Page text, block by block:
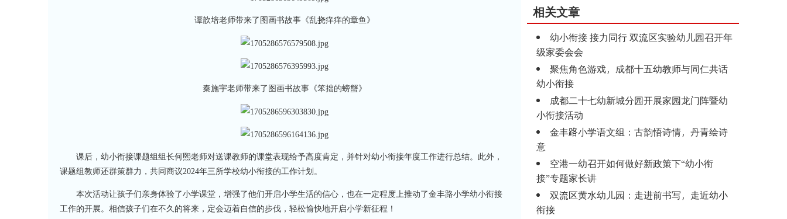
谭歆培老师带来了图画书故事《乱挠痒痒的章鱼》
秦施宇老师带来了图画书故事《笨拙的螃蟹》
课后，幼小衔接课题组组长何熙老师对送课教师的课堂表现给予高度肯定，并针对幼小衔接年度工作进行总结。此外，
课题组教师还群策群力，共同商议2024年三所学校幼小衔接的工作计划。
本次活动让孩子们亲身体验了小学课堂，增强了他们开启小学生活的信心，也在一定程度上推动了金丰路小学幼小衔接
工作的开展。相信孩子们在不久的将来，定会迈着自信的步伐，轻松愉快地开启小学新征程！
相关文章
幼小衔接 接力同行 双流区实验幼儿园召开年
级家委会会
聚焦角色游戏，成都十五幼教师与同仁共话
幼小衔接
成都二十七幼新城分园开展家园龙门阵暨幼
小衔接活动
金丰路小学语文组：古韵悟诗情，丹青绘诗
意
空港一幼召开如何做好新政策下“幼小衔
接”专题家长讲
双流区黄水幼儿园：走进前书写，走近幼小
衔接